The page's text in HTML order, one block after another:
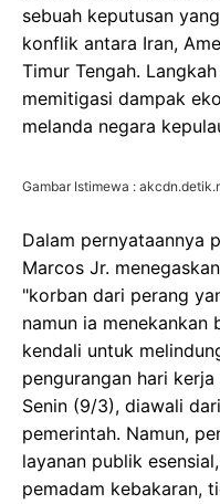
sebuah keputusan
konflik antara Iran,
Timur Tengah.
memitigasi dampak
melanda negara
Gambar Istimewa :
Dalam pernyataannya
Marcos Jr.
"korban dari perang
namun ia menekankan
kendali untuk
pengurangan hari
Senin (9/3), diawali
pemerintah. Namun,
layanan publik
pemadam kebakaran,